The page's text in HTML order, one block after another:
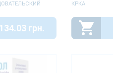
134.03 грн.
КРКА